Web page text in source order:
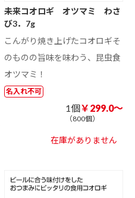
未来コオロギ オツマミ わさ
び3．7g
こんがり焼き上げたコオロギそ
のものの旨味を味わう、昆虫食
オツマミ！
名入れ不可
1個￥299.0～
（800個）
在庫がありません